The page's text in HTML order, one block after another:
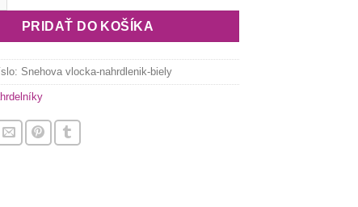
PRIDAŤ DO KOŠÍKA
Snehova vlocka-nahrdlenik-biely